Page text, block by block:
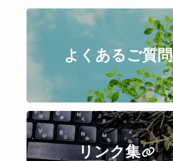
よくあるご質問
リンク集